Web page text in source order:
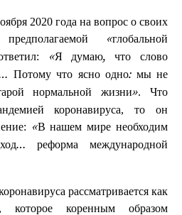
2020 года на вопрос о своих
«глобальной
«Я думаю, что слово
Потому что ясно одно: мы не
нормальной жизни». Что
коронавируса, то он
«В нашем мире необходим
реформа международной
рассматривается как
которое коренным образом